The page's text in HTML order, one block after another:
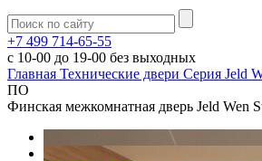
+7 499 714-65-55
с 10-00 до 19-00 без выходных
Главная Технические двери Серия Jeld
ПО
Финская межкомнатная дверь Jeld Wen